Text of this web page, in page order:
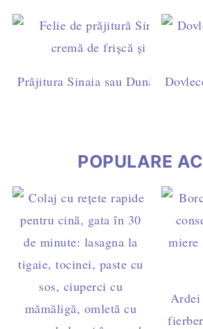
Prăjitura Sinaia sau Dunăreana
POPULARE